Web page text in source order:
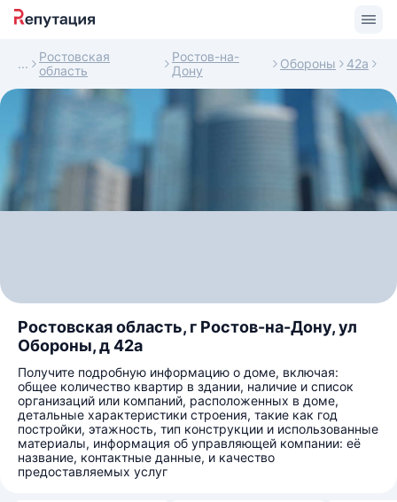
Ростовская
область
Ростов-на-
Дону
Обороны 42а
Ростовская область, г Ростов-на-Дону, ул
Обороны, д 42а
Получите подробную информацию о доме, включая:
общее количество квартир в здании, наличие и список
организаций или компаний, расположенных в доме,
детальные характеристики строения, такие как год
постройки, этажность, тип конструкции и использованные
материалы, информация об управляющей компании: её
название, контактные данные, и качество
предоставляемых услуг